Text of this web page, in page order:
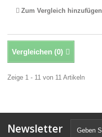
Zum Vergleich hinzufügen
Vergleichen (0)
Zeige 1 - 11 von 11 Artikeln
Newsletter